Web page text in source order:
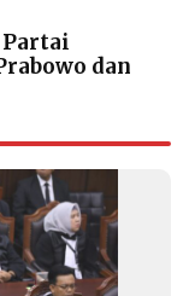
Partai
dan